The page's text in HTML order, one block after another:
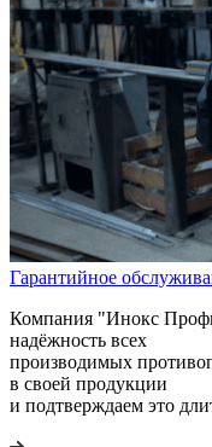
Гарантийное
Компания "Инокс
надёжность всех
производимых
в своей продукции
и подтверждаем это